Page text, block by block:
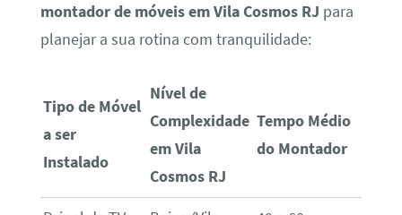
montador de móveis em Vila Cosmos RJ para
planejar a sua rotina com tranquilidade:
Tipo de Móvel
a ser
Instalado
Nível de
Complexidade
em Vila
Cosmos RJ
Tempo Médio
do Montador